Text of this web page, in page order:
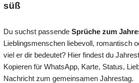
süß
Du suchst passendeSprüche zum
Lieblingsmenschen liebevoll, romantisch
viel er dir bedeutet? Hier findest du
Kopieren für WhatsApp, Karte, Status,
Nachricht zum gemeinsamen Jahrestag.